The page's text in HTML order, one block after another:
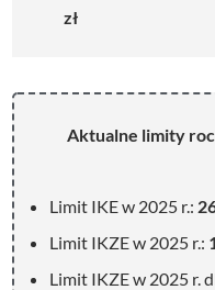
zł
Aktualne limity
Limit IKE w 2025 r.:
Limit IKZE w 2025 r.:
Limit IKZE w 2025 r.